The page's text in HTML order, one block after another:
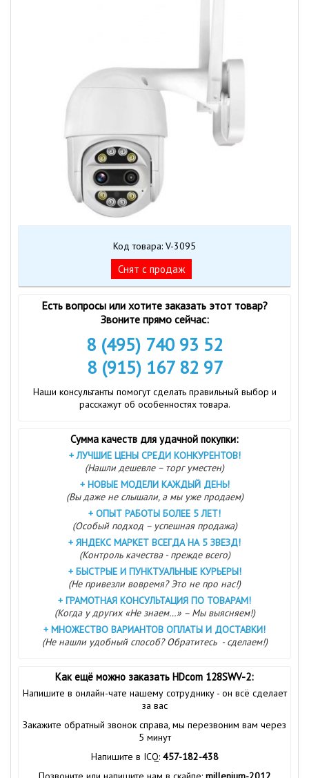
Код товара: V-3095
Cнят с продаж
Есть вопросы или хотите заказать этот товар?
Звоните прямо сейчас:
8 (495) 740 93 52
8 (915) 167 82 97
Наши консультанты помогут сделать правильный выбор и
расскажут об особенностях товара.
Сумма качеств для удачной покупки:
+ ЛУЧШИЕ ЦЕНЫ СРЕДИ КОНКУРЕНТОВ!
(Нашли дешевле – торг уместен)
+ НОВЫЕ МОДЕЛИ КАЖДЫЙ ДЕНЬ!
(Вы даже не слышали, а мы уже продаем)
+ ОПЫТ РАБОТЫ БОЛЕЕ 5 ЛЕТ!
(Особый подход – успешная продажа)
+ ЯНДЕКС МАРКЕТ ВСЕГДА НА 5 ЗВЕЗД!
(Контроль качества - прежде всего)
+ БЫСТРЫЕ И ПУНКТУАЛЬНЫЕ КУРЬЕРЫ!
(Не привезли вовремя? Это не про нас!)
+ ГРАМОТНАЯ КОНСУЛЬТАЦИЯ ПО ТОВАРАМ!
(Когда у других «Не знаем…» – Мы выясняем!)
+ МНОЖЕСТВО ВАРИАНТОВ ОПЛАТЫ И ДОСТАВКИ!
(Не нашли удобный способ? Обратитесь - сделаем!)
Как ещё можно заказать HDcom 128SWV-2:
Напишите в онлайн-чате нашему сотруднику - он всё сделает
за вас
Закажите обратный звонок справа, мы перезвоним вам через
5 минут
Напишите в ICQ: 457-182-438